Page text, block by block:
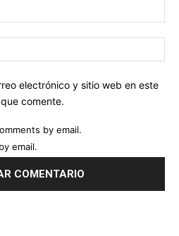
electrónico y sitio web en este
comente.
by email.
email.